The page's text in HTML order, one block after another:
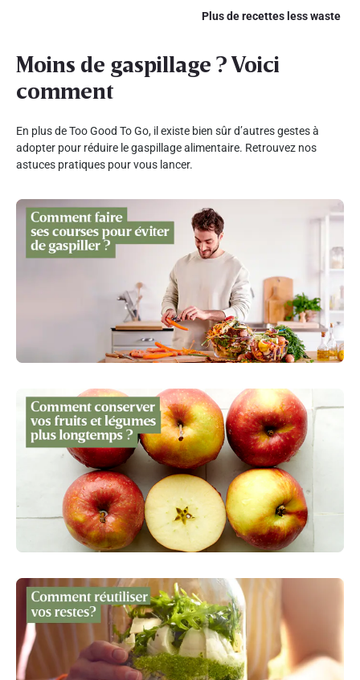
Plus de recettes less waste
Moins de gaspillage ? Voici
comment
En plus de Too Good To Go, il existe bien sûr d’autres gestes à
adopter pour réduire le gaspillage alimentaire. Retrouvez nos
astuces pratiques pour vous lancer.